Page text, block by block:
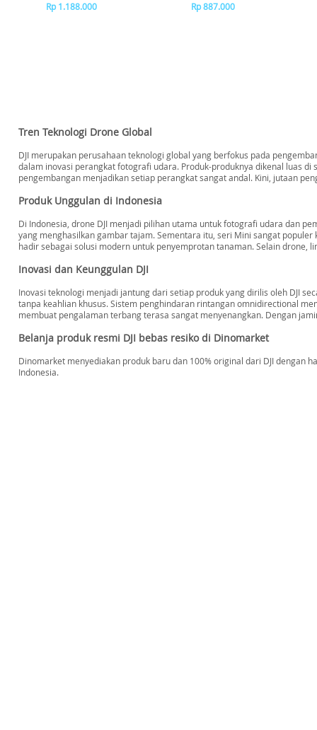
Rp 1.188.000
Rp 887.000
Tren Teknologi Drone Global
DJI merupakan perusahaan teknologi global yang berfokus pada
dalam inovasi perangkat fotografi udara. Produk-produknya dikenal luas
pengembangan menjadikan setiap perangkat sangat andal. Kini, jutaan
Produk Unggulan di Indonesia
Di Indonesia, drone DJI menjadi pilihan utama untuk fotografi udara dan
yang menghasilkan gambar tajam. Sementara itu, seri Mini sangat
hadir sebagai solusi modern untuk penyemprotan tanaman. Selain drone,
Inovasi dan Keunggulan DJI
Inovasi teknologi menjadi jantung dari setiap produk yang dirilis oleh DJI
tanpa keahlian khusus. Sistem penghindaran rintangan omnidirectional
membuat pengalaman terbang terasa sangat menyenangkan. Dengan
Belanja produk resmi DJI bebas resiko di Dinomarket
Dinomarket menyediakan produk baru dan 100% original dari DJI dengan
Indonesia.